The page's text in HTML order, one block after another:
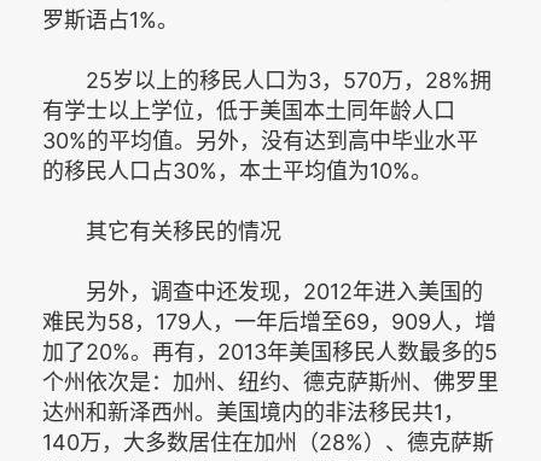
罗斯语占1%。
25岁以上的移民人口为3，570万，28%拥
有学士以上学位，低于美国本土同年龄人口
30%的平均值。另外，没有达到高中毕业水平
的移民人口占30%，本土平均值为10%。
其它有关移民的情况
另外，调查中还发现，2012年进入美国的
难民为58，179人，一年后增至69，909人，增
加了20%。再有，2013年美国移民人数最多的5
个州依次是：加州、纽约、德克萨斯州、佛罗里
达州和新泽西州。美国境内的非法移民共1，
140万，大多数居住在加州（28%）、德克萨斯